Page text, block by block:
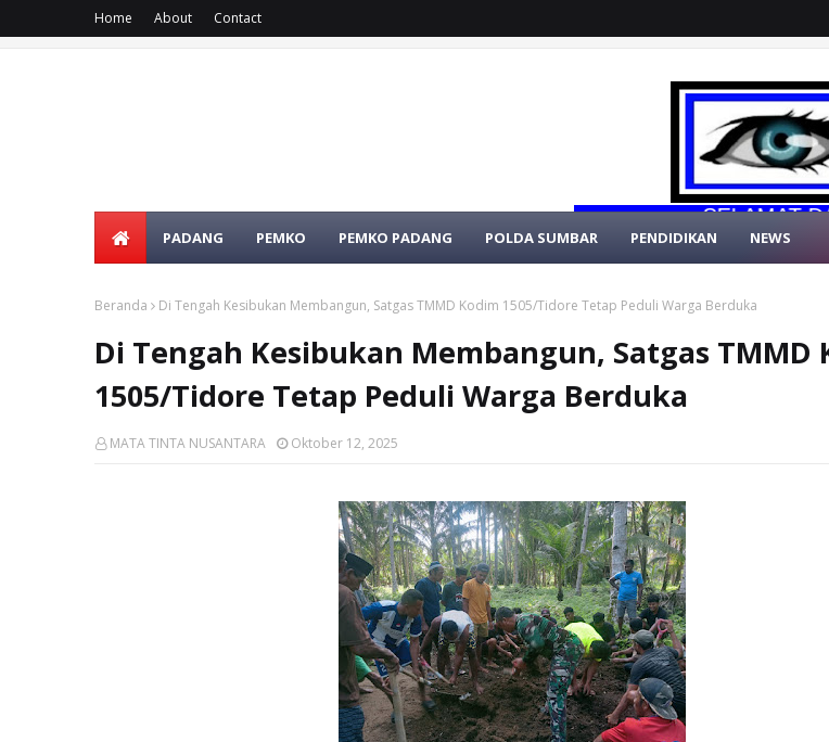
Home About Contact
SELAMAT DATANG
PADANG PEMKO PEMKO PADANG POLDA SUMBAR PENDIDIKAN NEWS
Beranda Di Tengah Kesibukan Membangun, Satgas TMMD Kodim 1505/Tidore Tetap Peduli Warga Berduka
Di Tengah Kesibukan Membangun, Satgas TMMD
1505/Tidore Tetap Peduli Warga Berduka
MATA TINTA NUSANTARA Oktober 12, 2025